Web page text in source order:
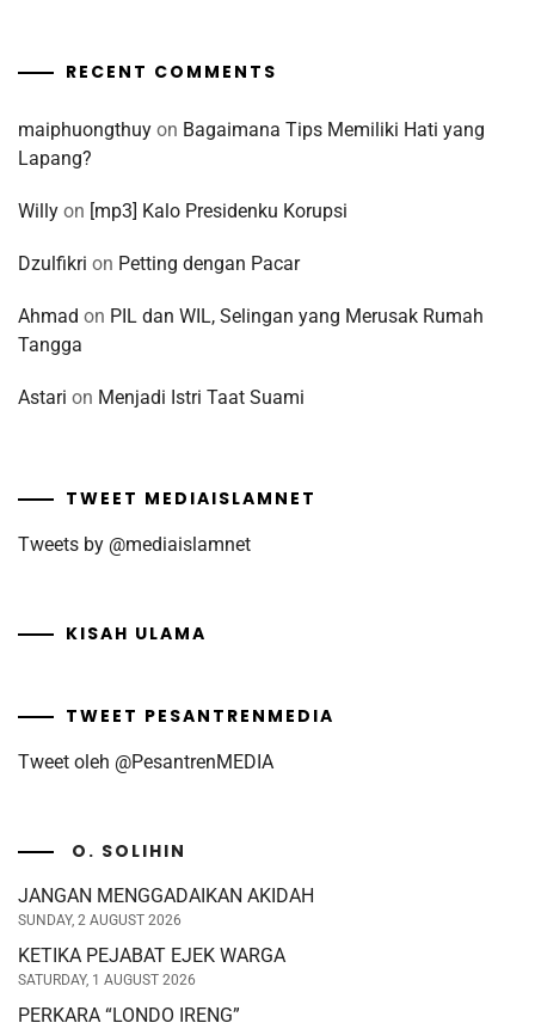
RECENT COMMENTS
maiphuongthuy on Bagaimana Tips Memiliki Hati yang
Lapang?
Willy on [mp3] Kalo Presidenku Korupsi
Dzulfikri on Petting dengan Pacar
Ahmad on PIL dan WIL, Selingan yang Merusak Rumah
Tangga
Astari on Menjadi Istri Taat Suami
TWEET MEDIAISLAMNET
Tweets by @mediaislamnet
KISAH ULAMA
TWEET PESANTRENMEDIA
Tweet oleh @PesantrenMEDIA
O. SOLIHIN
JANGAN MENGGADAIKAN AKIDAH
SUNDAY, 2 AUGUST 2026
KETIKA PEJABAT EJEK WARGA
SATURDAY, 1 AUGUST 2026
PERKARA “LONDO IRENG”